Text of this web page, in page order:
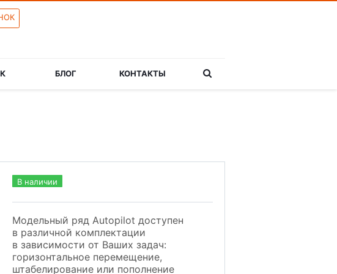
БЛОГ КОНТАКТЫ
В наличии
Модельный ряд Autopilot доступен
в различной комплектации
в зависимости от Ваших задач:
горизонтальное перемещение,
штабелирование или пополнение